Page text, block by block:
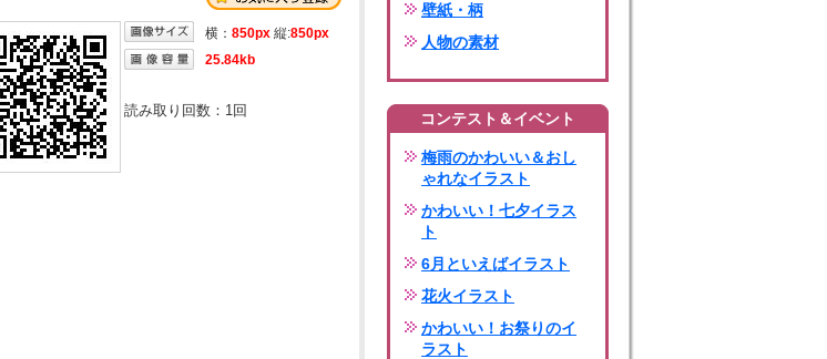
横： 850px 縦:850px
25.84kb
読み取り回数： 1回
壁紙・柄
人物の素材
コンテスト＆イベント
梅雨のかわいい＆おし
ゃれなイラスト
かわいい！七夕イラス
ト
6月といえばイラスト
花火イラスト
かわいい！お祭りのイ
ラスト